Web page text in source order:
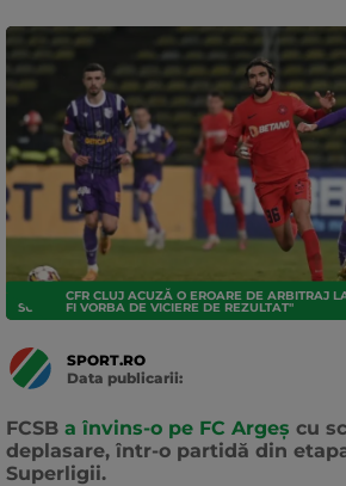
SUPERLIGA
CFR CLUJ ACUZĂ O EROARE DE ARBITRAJ
FI VORBA DE VICIERE DE REZULTAT"
SPORT.RO
Data publicarii:
FCSB a învins-o pe FC Argeş cu
deplasare, într-o partidă din
Superligii.